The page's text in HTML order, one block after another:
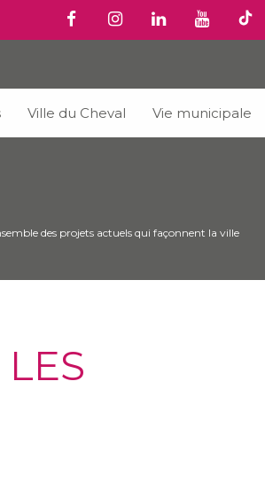
Ville du Cheval Vie municipale
des projets actuels qui façonnent la ville